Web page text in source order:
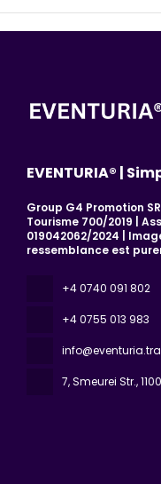
EVENTURIA® |
Group G4 Promotion
Tourisme 700/2019 |
019042062/2024 |
ressemblance est
+4 0740 091 802
+4 0755 013 983
7, Smeurei Str.,